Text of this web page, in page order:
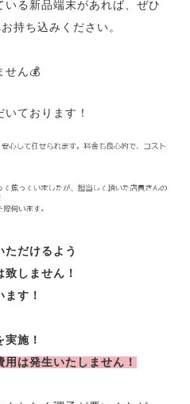
る新品端末があれば、ぜひ
持ち込みください。
せん💰
ております！
ただけるよう
しません！
す！
施！
は発生いたしません！